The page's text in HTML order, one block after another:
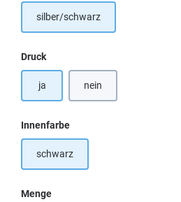
silber/schwarz
Druckauswählen
ja nein
Innenfarbeauswählen
schwarz
Menge